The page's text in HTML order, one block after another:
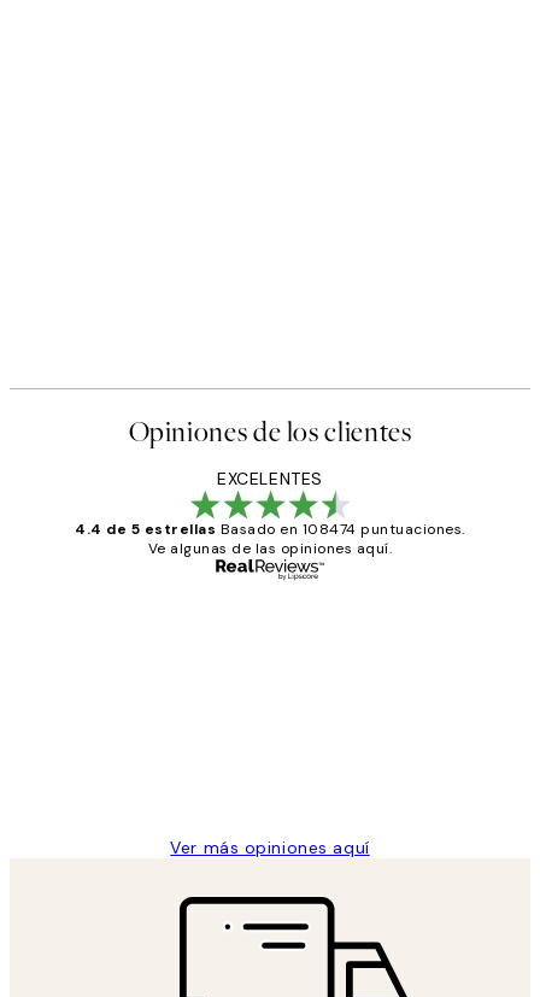
Opiniones de los clientes
EXCELENTES
4.4 de 5 estrellas Basado en 108474 puntuaciones.
Ve algunas de las opiniones aquí.
Ver más opiniones aquí